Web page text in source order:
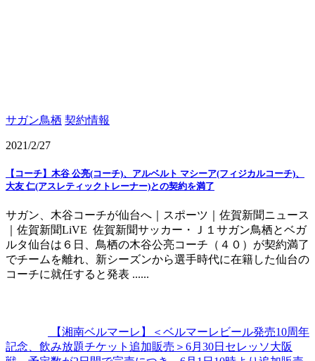
サガン鳥栖 契約情報
2021/2/27
【コーチ】木谷 公亮(コーチ)、アルベルト マシーア(フィジカルコーチ)、
大友 仁(アスレティックトレーナー)との契約を満了
サガン、木谷コーチが仙台へ｜スポーツ｜佐賀新聞ニュース
｜佐賀新聞LiVE 佐賀新聞サッカー・Ｊ１サガン鳥栖とベガ
ルタ仙台は６日、鳥栖の木谷公亮コーチ（４０）が契約満了
でチームを離れ、新シーズンから選手時代に在籍した仙台の
コーチに就任すると発表 ......
【湘南ベルマーレ】＜ベルマーレビール発売10周年
記念、飲み放題チケット追加販売＞6月30日セレッソ大阪